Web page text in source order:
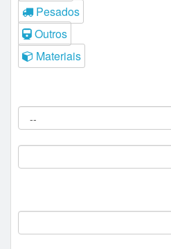
Pesados
Outros
Materiais